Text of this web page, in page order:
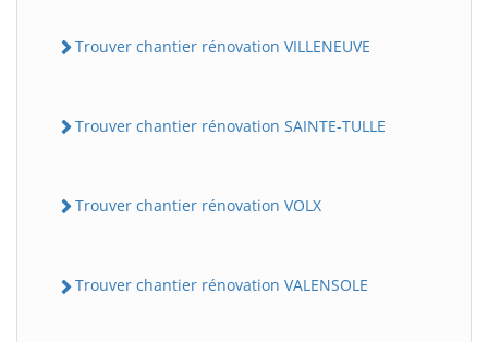
Trouver chantier rénovation VILLENEUVE
Trouver chantier rénovation SAINTE-TULLE
Trouver chantier rénovation VOLX
Trouver chantier rénovation VALENSOLE